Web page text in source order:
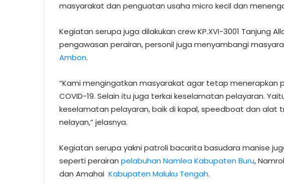
masyarakat dan penguatan usaha micro kecil dan
Kegiatan serupa juga dilakukan crew KP.XVI-3001 Tanjung
pengawasan perairan, personil juga menyambangi
Ambon.
“Kami mengingatkan masyarakat agar tetap menerapkan
COVID-19. Selain itu juga terkai keselamatan pelayaran.
keselamatan pelayaran, baik di kapal, speedboat dan alat
nelayan,” jelasnya.
Kegiatan serupa yakni patroli bacarita basudara manise
seperti perairan pelabuhan NamleaKabupaten Buru,
dan Amahai Kabupaten Maluku Tengah.